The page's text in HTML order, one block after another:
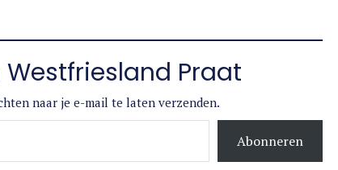
Praat
naar je e-mail te laten verzenden.
Abonneren